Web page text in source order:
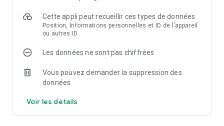
🎁 2 jours d'essai gratuit : Testez sereinement votre parking
avec nos abonnements mensuels, sans débourser un
❌ Annulation flexible : Un changement de plan ? Annulez vos
réservations de courte durée en un clic jusqu'à 24h avant.
Faites comme plus de 1,3 million d'utilisateurs, simplifiez
Cette appli peut recueillir ces types de données
Position, Informations personnelles et ID de l'appareil
ou autres ID
Les données ne sont pas chiffrées
Vous pouvez demander la suppression des
données
Voir les détails